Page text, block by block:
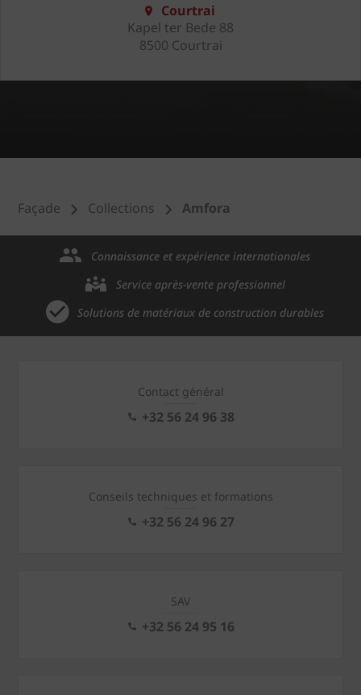
Courtrai
Kapel ter Bede 88
8500 Courtrai
Façade Collections Amfora
Connaissance et expérience internationales
Service après-vente professionnel
Solutions de matériaux de construction durables
Contact général
+32 56 24 96 38
Conseils techniques et formations
+32 56 24 96 27
SAV
+32 56 24 95 16